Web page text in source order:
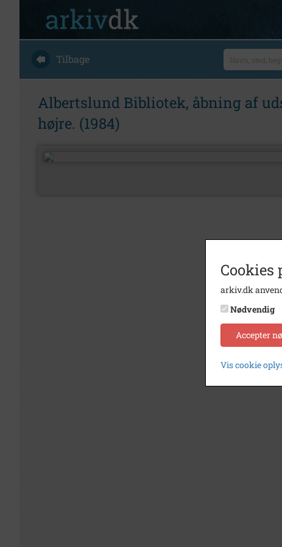
Tilbage
Albertslund Bibliotek, åbning af
højre. (1984)
Cookies
arkiv.dk
Nødvendig
Accepter
Vis cookie